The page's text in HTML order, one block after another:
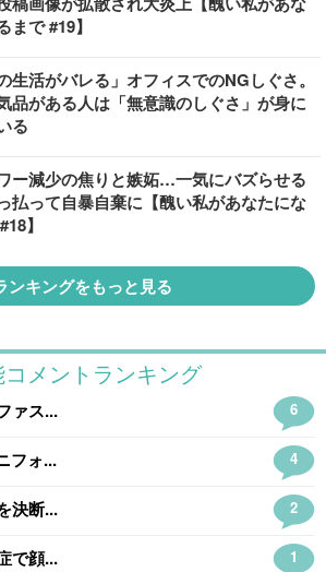
まで #19】
生活がバレる」オフィスでのNGしぐさ。
品がある人は「無意識のしぐさ」が身に
る
ー減少の焦りと嫉妬…一気にバズらせる
払って自暴自棄に【醜い私があなたにな
】
ンキングをもっと見る